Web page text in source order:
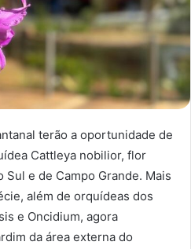
terão a oportunidade de
Cattleya nobilior, flor
e de Campo Grande. Mais
além de orquídeas dos
e Oncidium, agora
da área externa do